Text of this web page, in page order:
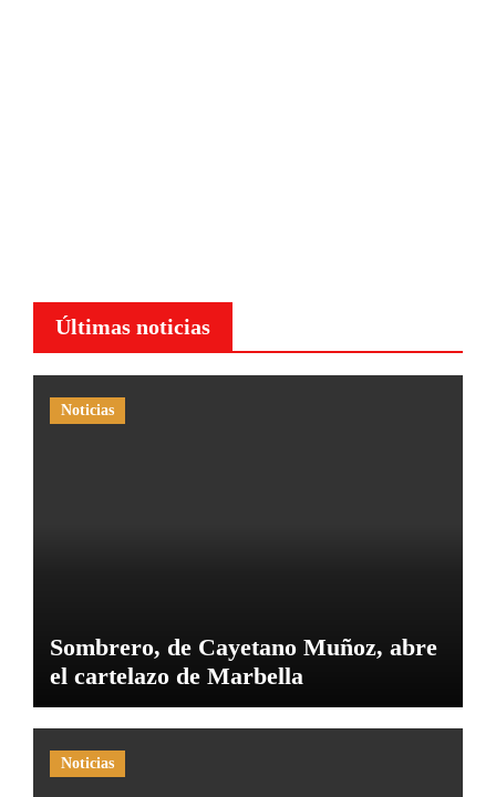
Últimas noticias
Noticias
Sombrero, de Cayetano Muñoz, abre
el cartelazo de Marbella
Noticias